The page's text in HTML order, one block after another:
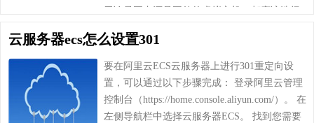
无论是国内还是国外的虚拟主机，都应该选择
于他们的服务……
云服务器ecs怎么设置301
要在阿里云ECS云服务器上进行301重定向设
置，可以通过以下步骤完成： 登录阿里云管理
控制台（https://home.console.aliyun.com/）。 在
左侧导航栏中选择云服务器ECS。 找到您需要